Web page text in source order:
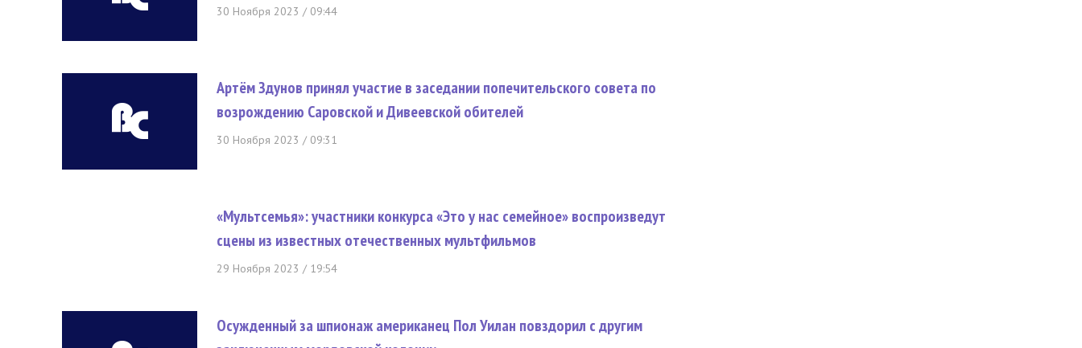
30 Ноября 2023 / 09:44
Артём Здунов принял участие в заседании попечительского совета по
возрождению Саровской и Дивеевской обителей
30 Ноября 2023 / 09:31
«Мультсемья»: участники конкурса «Это у нас семейное» воспроизведут
сцены из известных отечественных мультфильмов
29 Ноября 2023 / 19:54
Осужденный за шпионаж американец Пол Уилан повздорил с другим